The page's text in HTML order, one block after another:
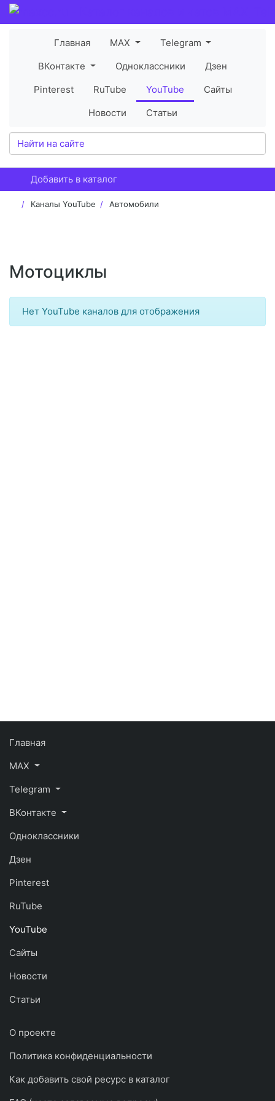
Главная MAX
Telegram
ВКонтакте
Одноклассники
Дзен
Pinterest
RuTube YouTube
Сайты
Новости
Статьи
Добавить в каталог
Каналы YouTube Автомобили
Мотоциклы
Нет YouTube каналов для отображения
Главная
MAX
Telegram
ВКонтакте
Одноклассники
Дзен
Pinterest
RuTube
YouTube
Сайты
Новости
Статьи
О проекте
Политика конфиденциальности
Как добавить свой ресурс в каталог